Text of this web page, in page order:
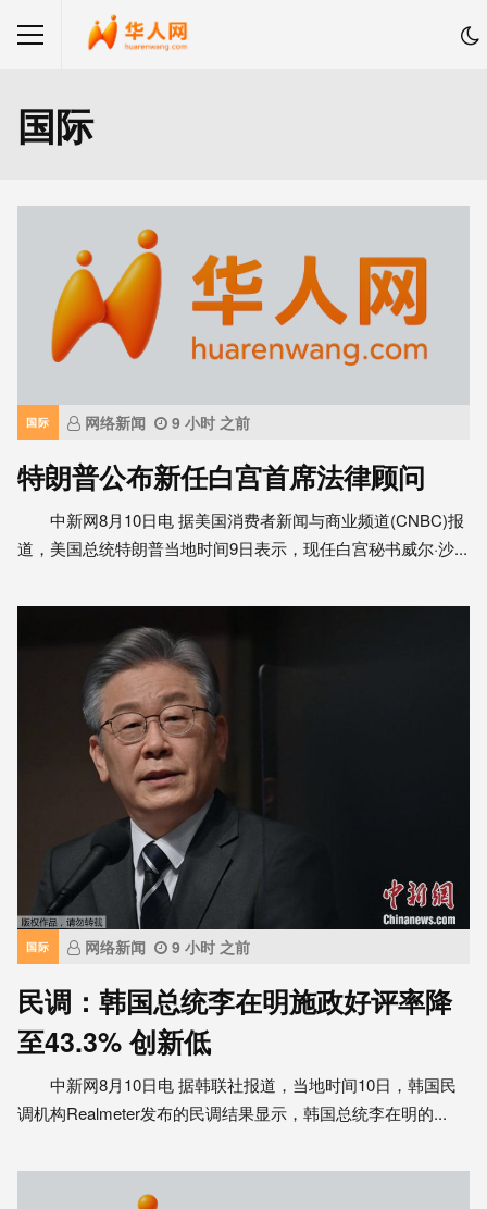
国际
国际 网络新闻 9 小时 之前
特朗普公布新任白宫首席法律顾问
中新网8月10日电 据美国消费者新闻与商业频道(CNBC)报
道，美国总统特朗普当地时间9日表示，现任白宫秘书威尔·沙...
国际 网络新闻 9 小时 之前
民调：韩国总统李在明施政好评率降
至43.3% 创新低
中新网8月10日电 据韩联社报道，当地时间10日，韩国民
调机构Realmeter发布的民调结果显示，韩国总统李在明的...